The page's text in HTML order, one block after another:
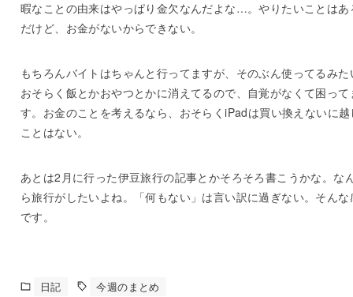
暇なことの由来はやっぱり金欠なんだよな…。やりたいことはあ
だけど、お金がないからできない。
もちろんバイトはちゃんと行ってますが、そのぶん使ってるみた
おそらく飯とかおやつとかに消えてるので、自覚がなくて困って
す。お金のことを考えるなら、おそらくiPadは買い換えないに越
ことはない。
あとは2月に行った伊豆旅行の記事とかそろそろ書こうかな。な
ら旅行がしたいよね。「何もない」は言い訳に過ぎない。そんな
です。
日記 今週のまとめ